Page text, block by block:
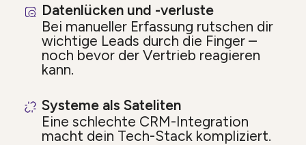
Datenlücken und -verluste
Bei manueller Erfassung rutschen dir
wichtige Leads durch die Finger –
noch bevor der Vertrieb reagieren
kann.
Systeme als Sateliten
Eine schlechte CRM-Integration
macht dein Tech-Stack kompliziert.